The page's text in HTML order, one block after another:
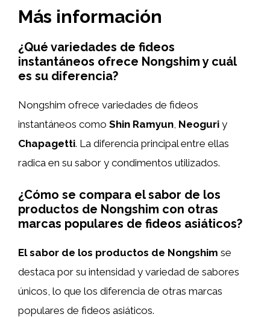
Más información
¿Qué variedades de fideos
instantáneos ofrece Nongshim y cuál
es su diferencia?
Nongshim ofrece variedades de fideos
instantáneos como Shin Ramyun Neoguri y
Chapagetti. La diferencia principal entre ellas
radica en su sabor y condimentos utilizados.
¿Cómo se compara el sabor de los
productos de Nongshim con otras
marcas populares de fideos asiáticos?
El sabor de los productos de Nongshim se
destaca por su intensidad y variedad de sabores
únicos, lo que los diferencia de otras marcas
populares de fideos asiáticos.